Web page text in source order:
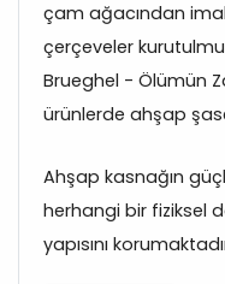
çam ağacından
çerçeveler
Brueghel - Ölümün
ürünlerde ahşap
Ahşap kasnağın
herhangi bir fiziksel
yapısını